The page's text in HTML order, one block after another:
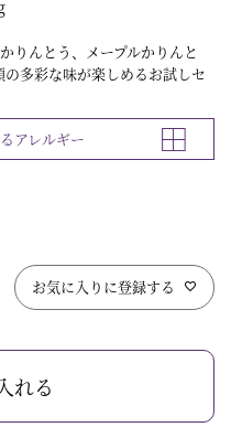
りんとう、メープルかりんと
多彩な味が楽しめるお試しセ
アレルギー
お気に入りに登録する
れる